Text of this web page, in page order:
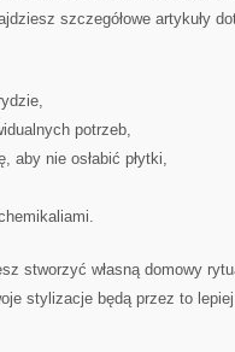
szczegółowe artykuły
potrzeb,
aby nie osłabić płytki,
stworzyć własną domowy
stylizacje będą przez to